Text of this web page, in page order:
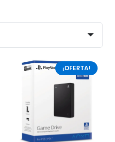
¡OFERTA!